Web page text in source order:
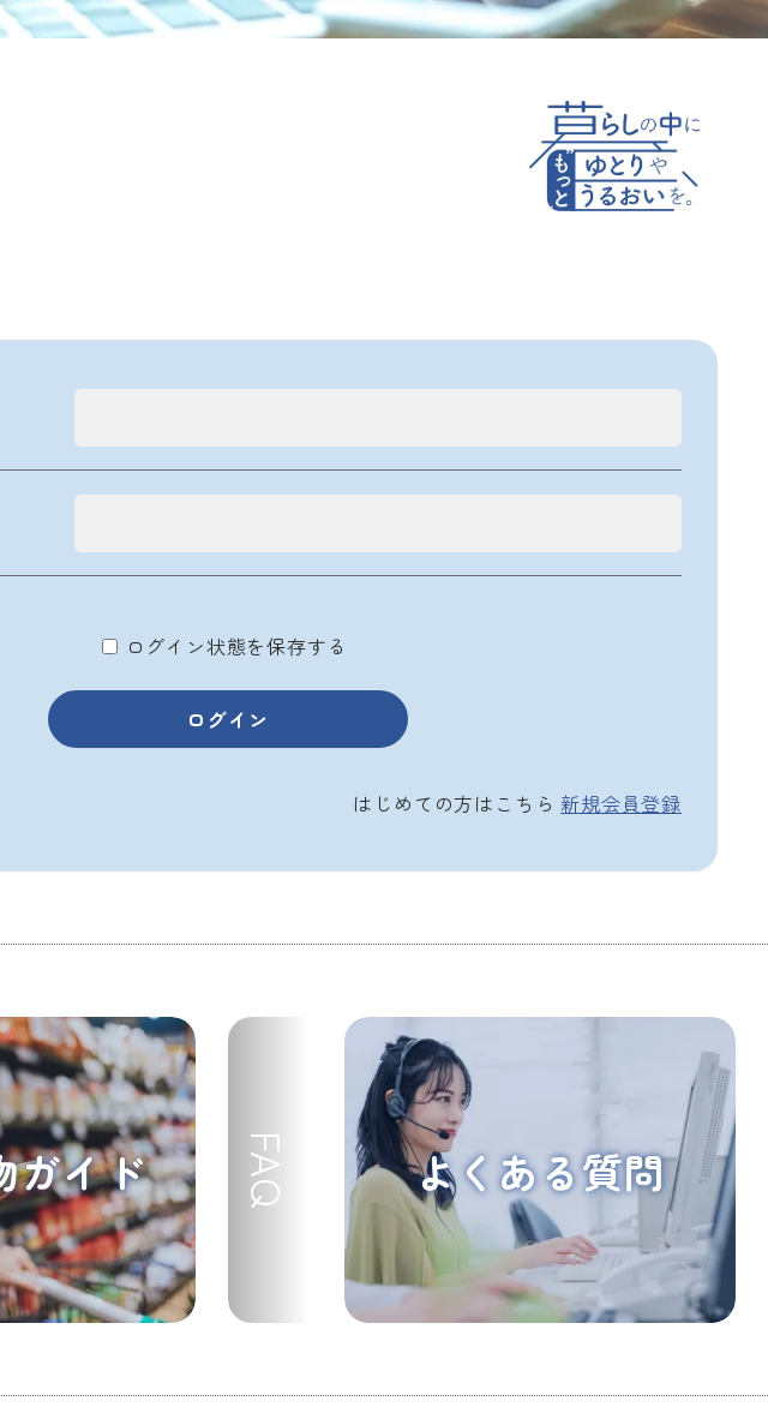
ログイン状態を保存する
はじめての方はこちら新規会員登録
ガイド FAQ よくある質問